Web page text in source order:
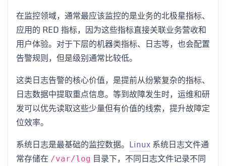
在监控领域，通常最应该监控的是业务的北极星指标、
应用的 RED 指标，因为这些指标直接关联业务营收和
用户体验。对于下层的机器类指标、日志等，也会配置
告警规则，但是级别通常比较低。
这类日志告警的核心价值，是提前从纷繁复杂的指标、
日志数据中提取重点信息。等到故障发生时，运维和研
发可以优先读取这些少量但有价值的线索，提升故障定
位效率。
系统日志是最基础的监控数据。 Linux系统日志文件通
常存储在 /var/log 目录下，不同日志文件记录不同